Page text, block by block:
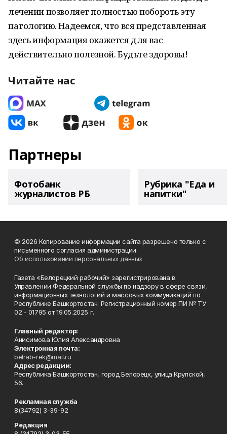
лечении позволяет полностью побороть эту
патологию. Надеемся, что вся представленная
здесь информация окажется для вас
действительно полезной. Будьте здоровы!
Читайте нас
Партнеры
Фотобанк
журналистов РБ
Рубрика "Еда и
напитки"
© 2026 Копирование информации сайта разрешено только с
письменного согласия администрации.
Об использовании персональных данных
Газета «Белорецкий рабочий» зарегистрирована в
Управлении Федеральной службы по надзору в сфере связи,
информационных технологий и массовых коммуникаций по
Республике Башкортостан. Регистрационный номер ПИ № ТУ
02 - 01795 от 19.05.2025 г.
Главный редактор:
Анисимова Юлия Александровна
Электронная почта:
belrab-rek@mail.ru
Адрес редакции:
Республика Башкортостан, город Белорецк, улица Крупской,
56.
Рекламная служба
8(34792) 3-39-92
Редакция